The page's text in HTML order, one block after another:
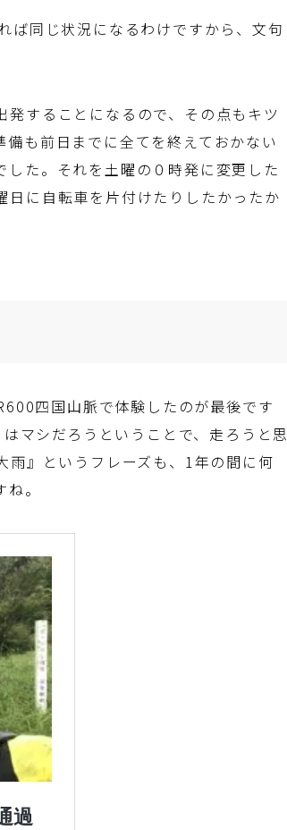
ば同じ状況になるわけですから、文句
することになるので、その点もキツ
も前日までに全てを終えておかない
た。それを土曜の０時発に変更した
に自転車を片付けたりしたかったか
四国山脈で体験したのが最後です
マシだろうということで、走ろうと思
雨』というフレーズも、1年の間に何
。